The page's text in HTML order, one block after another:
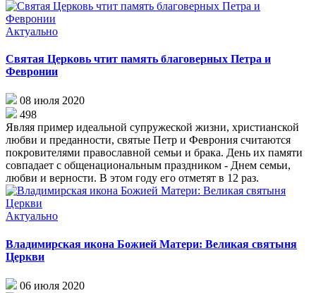
Актуально
Святая Церковь чтит память благоверных Петра и
Февронии
08 июля 2020
498
Являя пример идеальной супружеской жизни, христианской
любви и преданности, святые Петр и Феврония считаются
покровителями православной семьи и брака. День их памяти
совпадает с общенациональным праздником - Днем семьи,
любви и верности. В этом году его отметят в 12 раз.
Актуально
Владимирская икона Божией Матери: Великая святыня
Церкви
06 июля 2020